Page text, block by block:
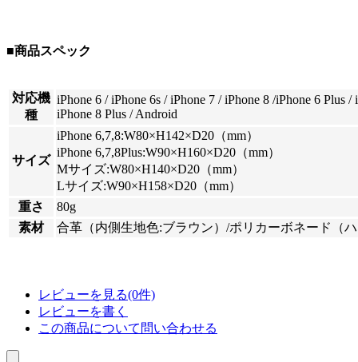
■商品スペック
対応機
種
iPhone 6 / iPhone 6s / iPhone 7 / iPhone 8 /iPhone 6 Plus /
iPhone 8 Plus / Android
サイズ
iPhone 6,7,8:W80×H142×D20（mm）
iPhone 6,7,8Plus:W90×H160×D20（mm）
Mサイズ:W80×H140×D20（mm）
Lサイズ:W90×H158×D20（mm）
重さ
80g
素材
合革（内側生地色:ブラウン）/ポリカーボネード（
レビューを見る(0件)
レビューを書く
この商品について問い合わせる